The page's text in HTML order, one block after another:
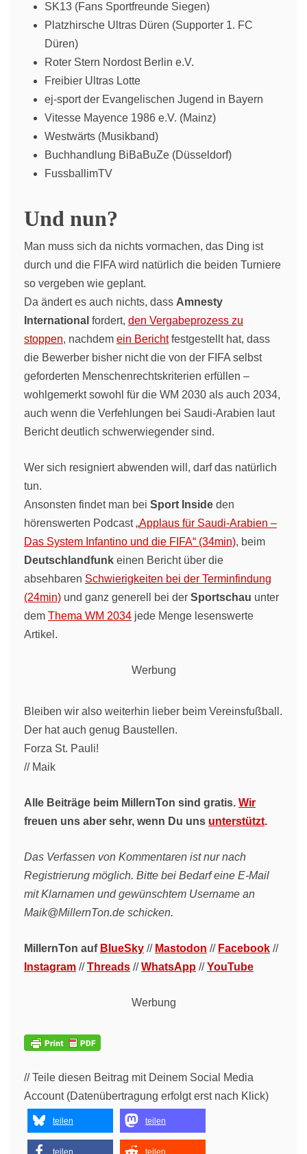
SK13 (Fans Sportfreunde Siegen)
Platzhirsche Ultras Düren (Supporter 1. FC
Düren)
Roter Stern Nordost Berlin e.V.
Freibier Ultras Lotte
ej-sport der Evangelischen Jugend in Bayern
Vitesse Mayence 1986 e.V. (Mainz)
Westwärts (Musikband)
Buchhandlung BiBaBuZe (Düsseldorf)
FussballimTV
Und nun?
Man muss sich da nichts vormachen, das Ding ist
durch und die FIFA wird natürlich die beiden Turniere
so vergeben wie geplant.
Da ändert es auch nichts, dass Amnesty
International fordert, den Vergabeprozess zu
stoppen, nachdem ein Berichtfestgestellt hat, dass
die Bewerber bisher nicht die von der FIFA selbst
geforderten Menschenrechtskriterien erfüllen –
wohlgemerkt sowohl für die WM 2030 als auch 2034,
auch wenn die Verfehlungen bei Saudi-Arabien laut
Bericht deutlich schwerwiegender sind.
Wer sich resigniert abwenden will, darf das natürlich
tun.
Ansonsten findet man bei Sport Inside den
hörenswerten Podcast „Applaus für Saudi-Arabien –
Das System Infantino und die FIFA“ (34min), beim
Deutschlandfunk einen Bericht über die
absehbaren Schwierigkeiten bei der Terminfindung
(24min) und ganz generell bei der Sportschau unter
dem Thema WM 2034 jede Menge lesenswerte
Artikel.
Werbung
Bleiben wir also weiterhin lieber beim Vereinsfußball.
Der hat auch genug Baustellen.
Forza St. Pauli!
// Maik
Alle Beiträge beim MillernTon sind gratis. Wir
freuen uns aber sehr, wenn Du uns unterstützt.
Das Verfassen von Kommentaren ist nur nach
Registrierung möglich. Bitte bei Bedarf eine E-Mail
mit Klarnamen und gewünschtem Username an
Maik@MillernTon.de schicken.
MillernTon auf BlueSky // Mastodon // Facebook //
Instagram //Threads //WhatsApp //YouTube
Werbung
// Teile diesen Beitrag mit Deinem Social Media
Account (Datenübertragung erfolgt erst nach Klick)
teilen teilen
teilen teilen